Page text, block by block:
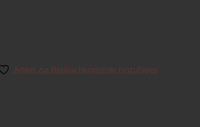
Artikel zur Beobachtungsliste hinzufügen